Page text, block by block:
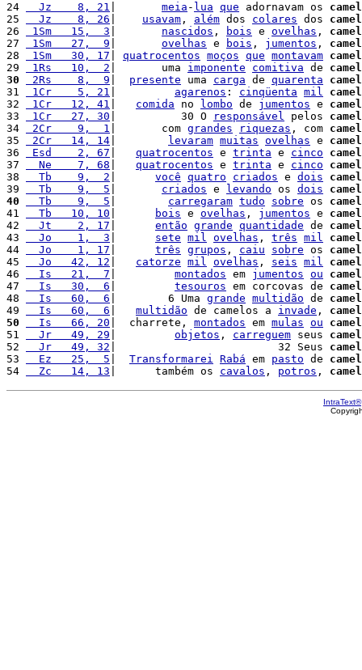
24
  Jz    8, 21
meia - lua que adornavam os
25
  Jz    8, 26
usavam , além dos colares dos
26
1Sm   15,  3 nascidos , bois e ovelhas ,
27
1Sm   27,  9 ovelhas e bois , jumentos ,
28
1Sm   30, 17 quatrocentos moços que montavam
29
1Rs   10,  2 |       uma imponente comitiva de
30
2Rs    8,  9 presente uma carga de quarenta
31
1Cr    5, 21 agarenos : cinqüenta mil
32
1Cr   12, 41 comida no lombo de jumentos e
33
1Cr   27, 30 |          30 O responsável pelos
34
2Cr    9,  1 |       com grandes riquezas , com
35
2Cr   14, 14 levaram muitas ovelhas e
36
Esd    2, 67 quatrocentos e trinta e cinco
37
  Ne    7, 68
quatrocentos e trinta e cinco
38
  Tb    9,  2
você quatro criados e dois
39
  Tb    9,  5
criados e levando os dois
40
  Tb    9,  5
carregaram tudo sobre os
41
  Tb   10, 10
bois e ovelhas , jumentos e
42
  Jt    2, 17
então grande quantidade de
43
  Jo    1,  3
sete mil ovelhas , três mil
44
  Jo    1, 17
três grupos , caiu sobre os
45
  Jo   42, 12
catorze mil ovelhas , seis mil
46
  Is   21,  7
montados em jumentos ou
47
  Is   30,  6
tesouros em corcovas de
48
  Is   60,  6
|        6 Uma grande multidão de
49
  Is   60,  6
multidão de camelos a invade ,
50
  Is   66, 20
|  charrete, montados em mulas ou
51
  Jr   49, 29
objetos , carreguem seus
52
  Jr   49, 32
|                         32 Seus
53
  Ez   25,  5
Transformarei Rabá em pasto de
54
  Zc   14, 13
|      também os cavalos , potros ,
IntraText®